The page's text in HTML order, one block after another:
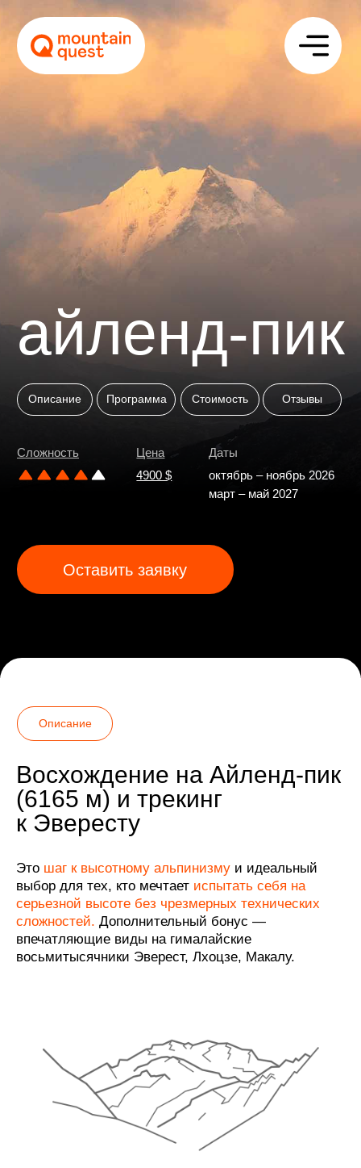
айленд-пик
Оставить заявку
Цена
4900 $
Даты
октябрь – ноябрь 2026
март – май 2027
Сложность
Восхождение на Айленд-пик
(6165 м) и трекинг
к Эвересту
Это шаг к высотному альпинизму и идеальный
выбор для тех, кто мечтает испытать себя на
серьезной высоте без чрезмерных технических
сложностей. Дополнительный бонус —
впечатляющие виды на гималайские
восьмитысячники Эверест, Лхоцзе, Макалу.
Взойти на
вершину выше